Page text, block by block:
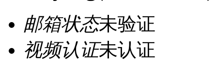
邮箱状态未验证
视频认证未认证